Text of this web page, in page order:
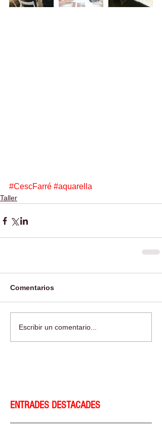
ENTRADES DESTACADES
#CescFarré #aquarella
Taller
Comentarios
Escribir un comentario...